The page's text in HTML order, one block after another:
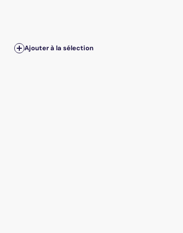
Ajouter à la sélection